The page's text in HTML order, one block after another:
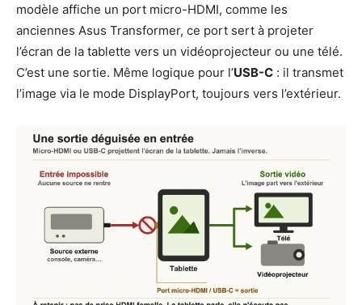
modèle affiche un port micro-HDMI, comme les
anciennes Asus Transformer, ce port sert à projeter
l’écran de la tablette vers un vidéoprojecteur ou une télé.
C’est une sortie. Même logique pour l’USB-C : il transmet
l’image via le mode DisplayPort, toujours vers l’extérieur.